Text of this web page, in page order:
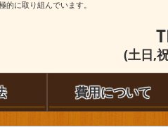
に取り組んでいます。
(土日,
費用について